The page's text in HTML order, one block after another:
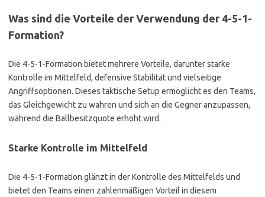
Was sind die Vorteile der Verwendung der 4-5-1-
Formation?
Die 4-5-1-Formation bietet mehrere Vorteile, darunter starke
Kontrolle im Mittelfeld, defensive Stabilität und vielseitige
Angriffsoptionen. Dieses taktische Setup ermöglicht es den Teams,
das Gleichgewicht zu wahren und sich an die Gegner anzupassen,
während die Ballbesitzquote erhöht wird.
Starke Kontrolle im Mittelfeld
Die 4-5-1-Formation glänzt in der Kontrolle des Mittelfelds und
bietet den Teams einen zahlenmäßigen Vorteil in diesem